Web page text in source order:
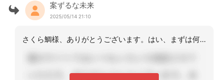
案ずるな未来
2025/05/14 21:10
さくら鯛様、ありがとうございます。はい、まずは何より利用者さまやご家族にお伝えす